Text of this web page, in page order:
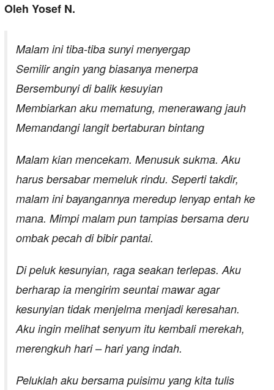
Oleh Yosef N.
Malam ini tiba-tiba sunyi menyergap
Semilir angin yang biasanya menerpa
Bersembunyi di balik kesuyian
Membiarkan aku mematung, menerawang jauh
Memandangi langit bertaburan bintang
Malam kian mencekam. Menusuk sukma. Aku
harus bersabar memeluk rindu. Seperti takdir,
malam ini bayangannya meredup lenyap entah ke
mana. Mimpi malam pun tampias bersama deru
ombak pecah di bibir pantai.
Di peluk kesunyian, raga seakan terlepas. Aku
berharap ia mengirim seuntai mawar agar
kesunyian tidak menjelma menjadi keresahan.
Aku ingin melihat senyum itu kembali merekah,
merengkuh hari – hari yang indah.
Peluklah aku bersama puisimu yang kita tulis